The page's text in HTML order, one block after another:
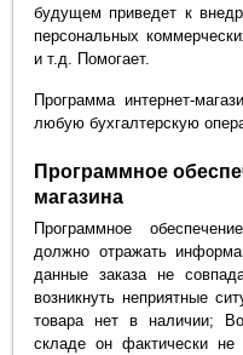
будущем приведет к
персональных
и т.д. Помогает.
Программа интернет-
любую бухгалтерскую
Программное
магазина
Программное
должно отражать
данные заказа не
возникнуть неприятные
товара нет в наличии;
складе он фактически не